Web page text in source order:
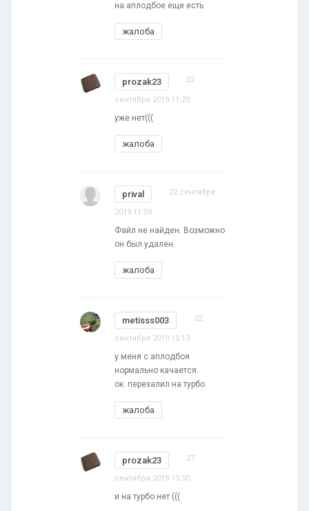
на аплодбое еще есть
жалоба
prozak23 22
сентября 2019 11:20
уже нет(((
жалоба
prival 22 сентября
2019 11:59
Файл не найден. Возможно
он был удален.
жалоба
metisss003 22
сентября 2019 15:13
у меня с аплодбоя
нормально качается.
ок. перезалил на турбо.
жалоба
prozak23 27
сентября 2019 13:50
и на турбо нет (((